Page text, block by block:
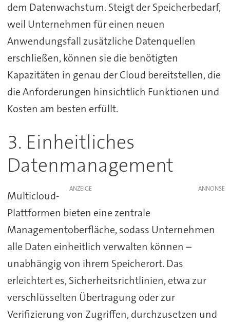
dem Datenwachstum. Steigt der Speicherbedarf,
weil Unternehmen für einen neuen
Anwendungsfall zusätzliche Datenquellen
erschließen, können sie die benötigten
Kapazitäten in genau der Cloud bereitstellen, die
die Anforderungen hinsichtlich Funktionen und
Kosten am besten erfüllt.
3. Einheitliches
Datenmanagement
ANZEIGE
Multicloud-
Plattformen bieten eine zentrale
Managementoberfläche, sodass Unternehmen
alle Daten einheitlich verwalten können –
unabhängig von ihrem Speicherort. Das
erleichtert es, Sicherheitsrichtlinien, etwa zur
verschlüsselten Übertragung oder zur
Verifizierung von Zugriffen, durchzusetzen und